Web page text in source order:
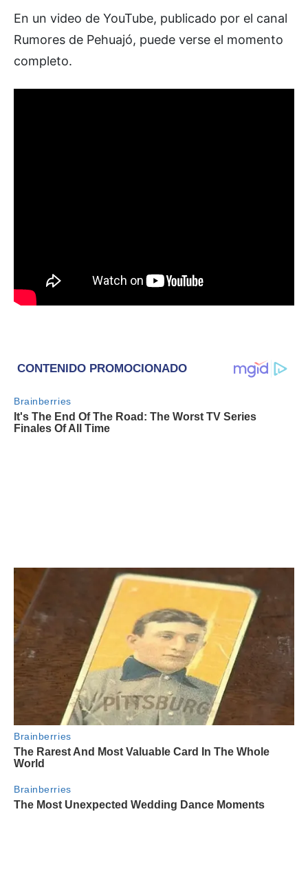
En un video de YouTube, publicado por el canal
Rumores de Pehuajó, puede verse el momento
completo.